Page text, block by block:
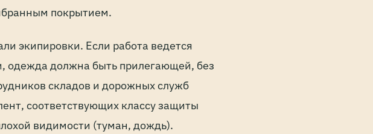
покрытием.
экипировки. Если работа ведется
должна быть прилегающей, без
складов и дорожных служб
соответствующих классу защиты
видимости (туман, дождь).